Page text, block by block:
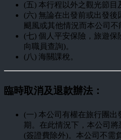
(五) 本行程以外之觀光節目
(六) 無論在出發前或出發後
颶風或其他情況而本公司不
(七) 個人平安保險，旅遊
向職員查詢)。
(八) 海關課稅。
臨時取消及退款辦法：
(一) 本公司有權在旅行團出
期。在此情況下，本公司
(簽證費除外)。本公司不需